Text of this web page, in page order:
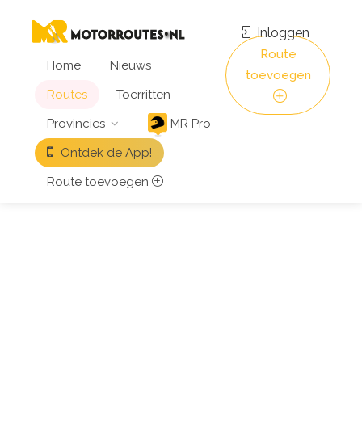
Home
Nieuws
Routes
Toerritten
Provincies
MR Pro
Ontdek de App!
Route toevoegen
Inloggen
Route
toevoegen